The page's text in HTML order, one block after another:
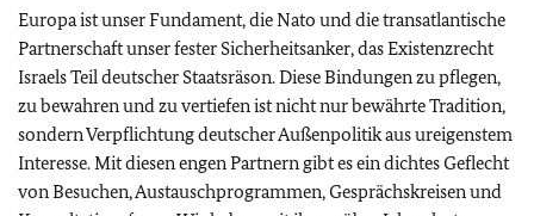
Europa ist unser Fundament, die Nato und die transatlantische
Partnerschaft unser fester Sicherheitsanker, das Existenzrecht
Israels Teil deutscher Staatsräson. Diese Bindungen zu pflegen,
zu bewahren und zu vertiefen ist nicht nur bewährte Tradition,
sondern Verpflichtung deutscher Außenpolitik aus ureigenstem
Interesse. Mit diesen engen Partnern gibt es ein dichtes Geflecht
von Besuchen, Austauschprogrammen, Gesprächskreisen und